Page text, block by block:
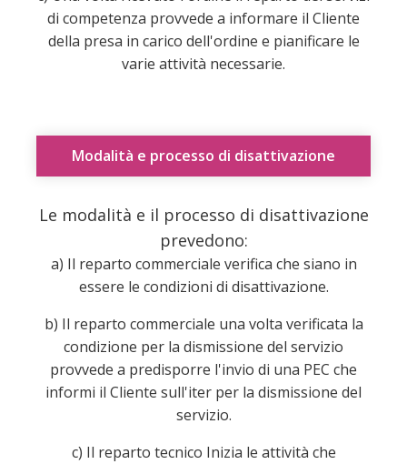
di competenza provvede a informare il Cliente
della presa in carico dell'ordine e pianificare le
varie attività necessarie.
Modalità e processo di disattivazione
Le modalità e il processo di disattivazione
prevedono:
a) Il reparto commerciale verifica che siano in
essere le condizioni di disattivazione.
b) Il reparto commerciale una volta verificata la
condizione per la dismissione del servizio
provvede a predisporre l'invio di una PEC che
informi il Cliente sull'iter per la dismissione del
servizio.
c) Il reparto tecnico Inizia le attività che